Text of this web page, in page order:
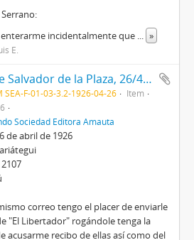
incidentalmente que ... »
E.
Carta de Salvador de la Plaza, 26/4/1926
SEA-F-01-03-3.2-1926-04-26
Item
Sociedad Editora Amauta
de abril de 1926
correo tengo el placer de enviarle
"El Libertador" rogándole tenga la
acusarme recibo de ellas así como del